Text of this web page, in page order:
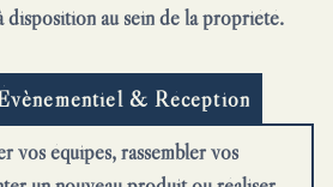
disposition au sein de la propriété.
& Réception
vos équipes, rassembler vos